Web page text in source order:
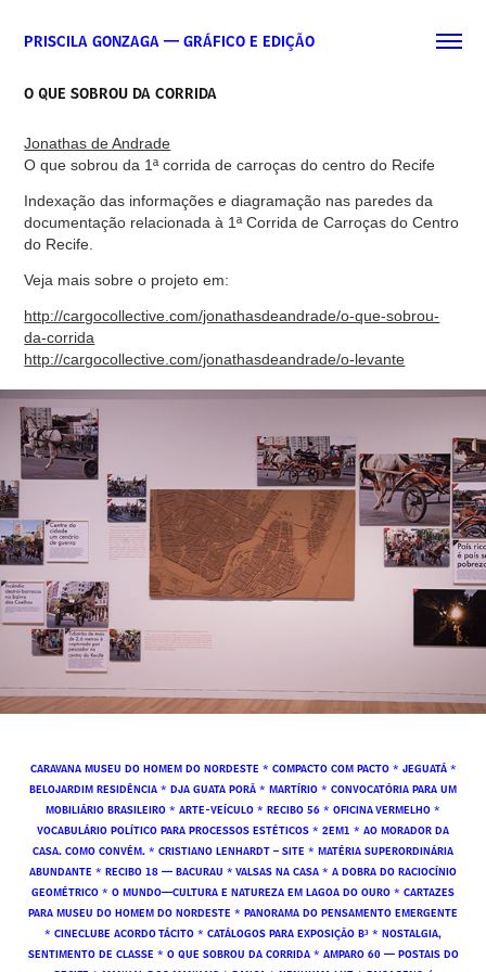
PRISCILA GONZAGA — GRÁFICO E EDIÇÃO
O QUE SOBROU DA CORRIDA
Jonathas de Andrade
O que sobrou da 1ª corrida de carroças do centro do Recife
Indexação das informações e diagramação nas paredes da
documentação relacionada à 1ª Corrida de Carroças do Centro
do Recife.
Veja mais sobre o projeto em:
http://cargocollective.com/jonathasdeandrade/o-que-sobrou-
da-corrida
http://cargocollective.com/jonathasdeandrade/o-levante
CARAVANA MUSEU DO HOMEM DO NORDESTE * COMPACTO COM PACTO* JEGUATÁ*
BELOJARDIM RESIDÊNCIA * DJA GUATA PORÃ * MARTÍRIO * CONVOCATÓRIA PARA UM
MOBILIÁRIO BRASILEIRO * ARTE-VEÍCULO * RECIBO 56 * OFICINA VERMELHO *
VOCABULÁRIO POLÍTICO PARA PROCESSOS ESTÉTICOS * 2EM1 * AO MORADOR DA
CASA. COMO CONVÉM. * CRISTIANO LENHARDT – SITE * MATÉRIA SUPERORDINÁRIA
ABUNDANTE * RECIBO 18 — BACURAU * VALSAS NA CASA * A DOBRA DO RACIOCÍNIO
GEOMÉTRICO * O MUNDO—CULTURA E NATUREZA EM LAGOA DO OURO * CARTAZES
PARA MUSEU DO HOMEM DO NORDESTE * PANORAMA DO PENSAMENTO EMERGENTE
* CINECLUBE ACORDO TÁCITO * CATÁLOGOS PARA EXPOSIÇÃO B³ * NOSTALGIA,
SENTIMENTO DE CLASSE * O QUE SOBROU DA CORRIDA* AMPARO 60 — POSTAIS DO